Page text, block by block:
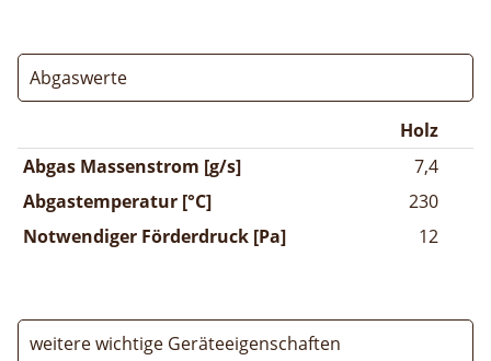
Abgaswerte
Holz
Abgas Massenstrom [g/s]
7,4
Abgastemperatur [°C]
230
Notwendiger Förderdruck [Pa]
12
weitere wichtige Geräteeigenschaften